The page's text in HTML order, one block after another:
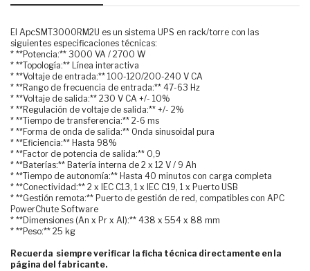
El ApcSMT3000RM2U es un sistema UPS en rack/torre con las
siguientes especificaciones técnicas:
* **Potencia:** 3000 VA / 2700 W
* **Topología:** Línea interactiva
* **Voltaje de entrada:** 100-120/200-240 V CA
* **Rango de frecuencia de entrada:** 47-63 Hz
* **Voltaje de salida:** 230 V CA +/- 10%
* **Regulación de voltaje de salida:** +/- 2%
* **Tiempo de transferencia:** 2-6 ms
* **Forma de onda de salida:** Onda sinusoidal pura
* **Eficiencia:** Hasta 98%
* **Factor de potencia de salida:** 0,9
* **Baterías:** Batería interna de 2 x 12 V / 9 Ah
* **Tiempo de autonomía:** Hasta 40 minutos con carga completa
* **Conectividad:** 2 x IEC C13, 1 x IEC C19, 1 x Puerto USB
* **Gestión remota:** Puerto de gestión de red, compatibles con APC
PowerChute Software
* **Dimensiones (An x Pr x Al):** 438 x 554 x 88 mm
* **Peso:** 25 kg
Recuerda siempre verificar la ficha técnica directamente en la
página del fabricante.